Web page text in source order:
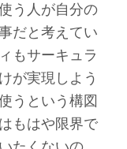
う人が自分の
だと考えてい
もサーキュラ
が実現しよう
うという構図
もはや限界で